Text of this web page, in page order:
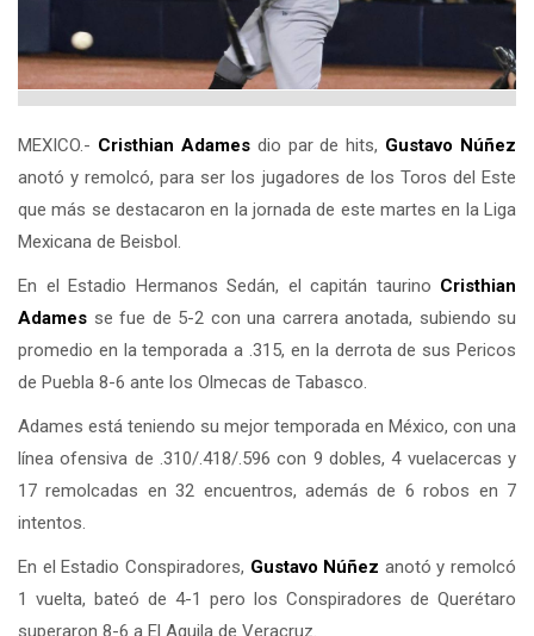
MEXICO.- Cristhian Adamesdio par de hits, Gustavo Núñez
anotó y remolcó, para ser los jugadores de los Toros del Este
que más se destacaron en la jornada de este martes en la Liga
Mexicana de Beisbol.
En el Estadio Hermanos Sedán, el capitán taurino Cristhian
Adames se fue de 5-2 con una carrera anotada, subiendo su
promedio en la temporada a .315, en la derrota de sus Pericos
de Puebla 8-6 ante los Olmecas de Tabasco.
Adames está teniendo su mejor temporada en México, con una
línea ofensiva de .310/.418/.596 con 9 dobles, 4 vuelacercas y
17 remolcadas en 32 encuentros, además de 6 robos en 7
intentos.
En el Estadio Conspiradores, Gustavo Núñez anotó y remolcó
1 vuelta, bateó de 4-1 pero los Conspiradores de Querétaro
superaron 8-6 a El Aguila de Veracruz.